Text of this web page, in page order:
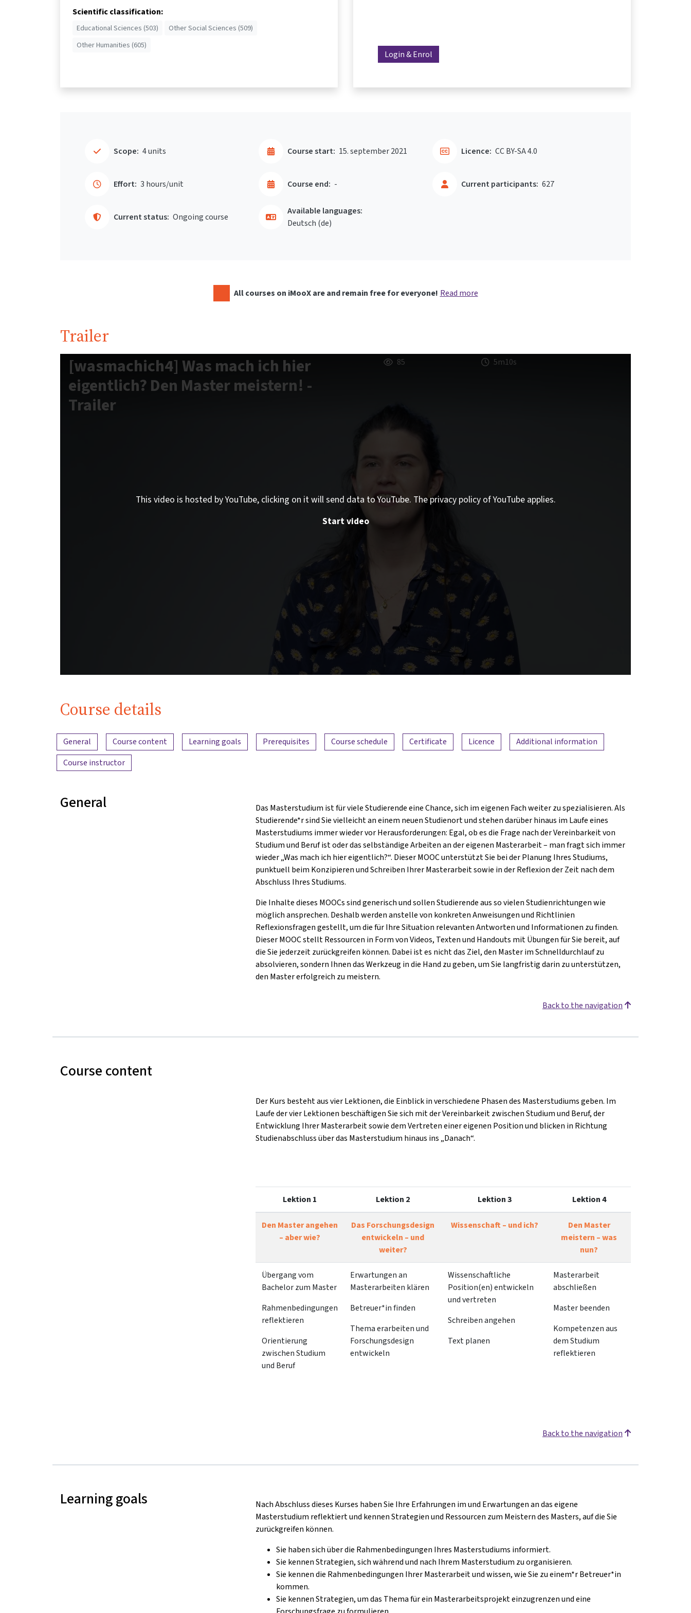
Scientific classification:
Educational Sciences (503)
Other Social Sciences (509)
Other Humanities (605)
Login & Enrol
Scope: 4 units
Effort: 3 hours/unit
Course start: 15. september 2021
Course end: -
Current status: Ongoing course
Current participants: 627
Licence: CC BY-SA 4.0
Available languages:
Deutsch ‎(de)‎
All courses on iMooX are and remain free for everyone! Read more
Trailer
[wasmachich4] Was mach ich hier
eigentlich? Den Master meistern! -
Trailer
85 5m10s
This video is hosted by YouTube, clicking on it will send data to YouTube. The privacy policy of YouTube applies.
Start video
Course details
Content overview
General Course content Learning goals Prerequisites Course schedule Certificate Licence
Additional information
Course instructor
General
Das Masterstudium ist für viele Studierende eine Chance, sich im eigenen Fach weiter zu spezialisieren. Als
Studierende*r sind Sie vielleicht an einem neuen Studienort und stehen darüber hinaus im Laufe eines
Masterstudiums immer wieder vor Herausforderungen: Egal, ob es die Frage nach der Vereinbarkeit von
Studium und Beruf ist oder das selbständige Arbeiten an der eigenen Masterarbeit – man fragt sich immer
wieder „Was mach ich hier eigentlich?“. Dieser MOOC unterstützt Sie bei der Planung Ihres Studiums,
punktuell beim Konzipieren und Schreiben Ihrer Masterarbeit sowie in der Reflexion der Zeit nach dem
Abschluss Ihres Studiums.
Die Inhalte dieses MOOCs sind generisch und sollen Studierende aus so vielen Studienrichtungen wie
möglich ansprechen. Deshalb werden anstelle von konkreten Anweisungen und Richtlinien
Reflexionsfragen gestellt, um die für Ihre Situation relevanten Antworten und Informationen zu finden.
Dieser MOOC stellt Ressourcen in Form von Videos, Texten und Handouts mit Übungen für Sie bereit, auf
die Sie jederzeit zurückgreifen können. Dabei ist es nicht das Ziel, den Master im Schnelldurchlauf zu
absolvieren, sondern Ihnen das Werkzeug in die Hand zu geben, um Sie langfristig darin zu unterstützen,
den Master erfolgreich zu meistern.
Back to the navigation
Course content
Der Kurs besteht aus vier Lektionen, die Einblick in verschiedene Phasen des Masterstudiums geben. Im
Laufe der vierLektionen beschäftigen Sie sich mit der Vereinbarkeit zwischen Studium und Beruf, der
Entwicklung Ihrer Masterarbeit sowie dem Vertreten einer eigenen Position und blicken in Richtung
Studienabschluss über das Masterstudium hinaus ins „Danach“.
Lektion 1 Lektion 2 Lektion 3 Lektion 4
Den Master angehen
– aber wie?
Das Forschungsdesign
entwickeln – und
weiter?
Wissenschaft – und ich?
Den Master
meistern – was
nun?
Übergang vom
Bachelor zum Master
Rahmenbedingungen
reflektieren
Orientierung
zwischen Studium
und Beruf
Erwartungen an
Masterarbeiten klären
Betreuer*in finden
Thema erarbeiten und
Forschungsdesign
entwickeln
Wissenschaftliche
Position(en) entwickeln
und vertreten
Schreiben angehen
Text planen
Masterarbeit
abschließen
Master beenden
Kompetenzen aus
dem Studium
reflektieren
Back to the navigation
Learning goals
Nach Abschluss dieses Kurses haben Sie Ihre Erfahrungen im und Erwartungen an das eigene
Masterstudium reflektiert und kennen Strategien und Ressourcen zum Meistern des Masters, auf die Sie
zurückgreifen können.
Sie haben sich über die Rahmenbedingungen Ihres Masterstudiums informiert.
Sie kennen Strategien, sich während und nach Ihrem Masterstudium zu organisieren.
Sie kennen die Rahmenbedingungen Ihrer Masterarbeit und wissen, wie Sie zu einem*r Betreuer*in
kommen.
Sie kennen Strategien, um das Thema für ein Masterarbeitsprojekt einzugrenzen undeine